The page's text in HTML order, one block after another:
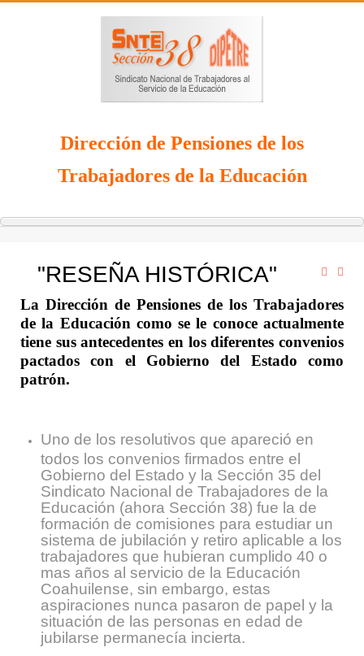
Dirección de Pensiones de los
Trabajadores de la Educación
"RESEÑA HISTÓRICA"
La Dirección de Pensiones de los Trabajadores
de la Educación como se le conoce actualmente
tiene sus antecedentes en los diferentes convenios
pactados con el Gobierno del Estado como
patrón.
Uno de los resolutivos que apareció en
todos los convenios firmados entre el
Gobierno del Estado y la Sección 35 del
Sindicato Nacional de Trabajadores de la
Educación (ahora Sección 38) fue la de
formación de comisiones para estudiar un
sistema de jubilación y retiro aplicable a los
trabajadores que hubieran cumplido 40 o
mas años al servicio de la Educación
Coahuilense, sin embargo, estas
aspiraciones nunca pasaron de papel y la
situación de las personas en edad de
jubilarse permanecía incierta.